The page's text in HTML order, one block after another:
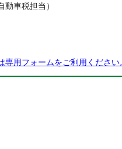
車税担当）
用フォームをご利用ください